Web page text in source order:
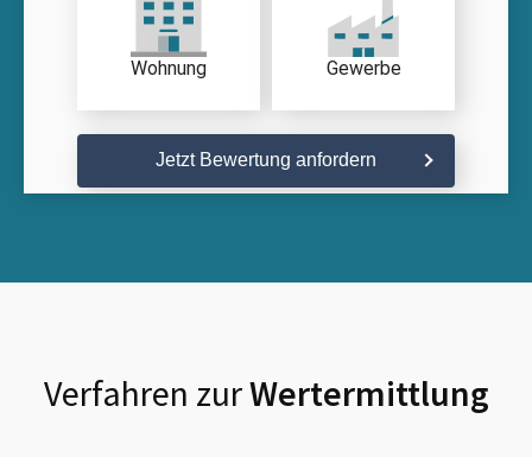
Wohnung Gewerbe
Jetzt Bewertung anfordern
Verfahren zurWertermittlung